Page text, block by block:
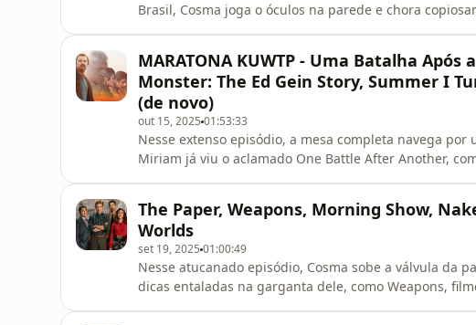
Brasil, Cosma joga o óculos na parede e chora
forte opinião sobre a fra
MARATONA KUWTP - Uma Batalha
Monster: The Ed Gein Story, Summer I
(de novo)
out 15, 2025 01:53:33
Nesse extenso episódio, a mesa completa navega
Miriam já viu o aclamado One Battle After Another,
serial killer, que inspir
The Paper, Weapons, Morning Show,
Worlds
set 19, 2025 01:00:49
Nesse atucanado episódio, Cosma sobe a válvula da
dicas entaladas na garganta dele, como Weapons,